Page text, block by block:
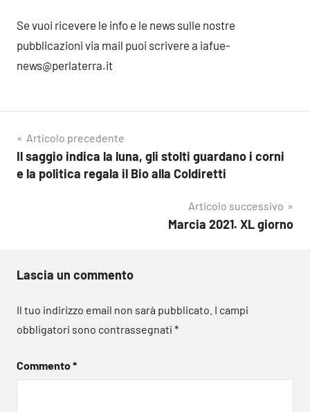
Se vuoi ricevere le info e le news sulle nostre
pubblicazioni via mail puoi scrivere a iafue-
news@perlaterra.it
Navigazione
articoli
Articolo precedente
Il saggio indica la luna, gli stolti guardano i corni
e la politica regala il Bio alla Coldiretti
Articolo successivo
Marcia 2021. XL giorno
Lascia un commento
Il tuo indirizzo email non sarà pubblicato. I campi
obbligatori sono contrassegnati *
Commento*